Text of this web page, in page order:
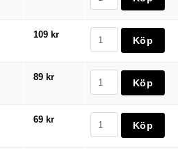
109 kr
89 kr
69 kr